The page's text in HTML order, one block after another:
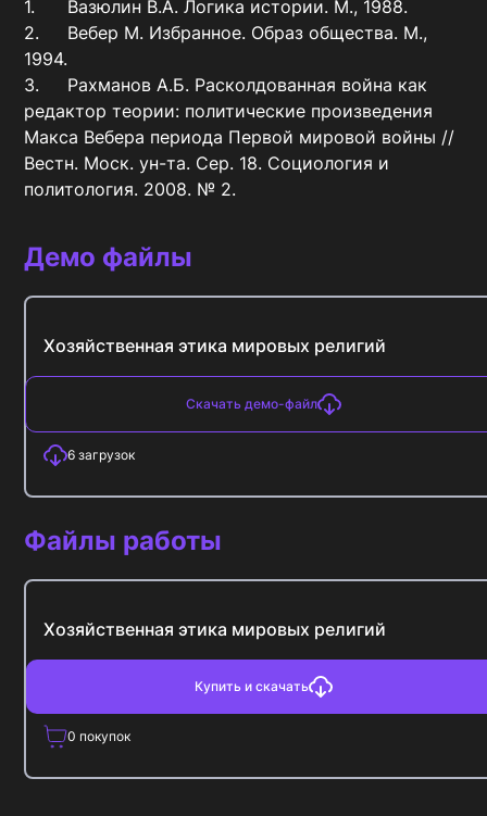
1.	Вазюлин В.А. Логика истории. М., 1988.
2.	Вебер М. Избранное. Образ общества. М.,
1994.
3.	Рахманов А.Б. Расколдованная война как
редактор теории: политические произведения
Макса Вебера периода Первой мировой войны //
Вестн. Моск. ун-та. Сер. 18. Социология и
политология. 2008. № 2.
Демо файлы
Хозяйственная этика мировых религий
Скачать демо-файл
6 загрузок
Файлы работы
Хозяйственная этика мировых религий
Купить и скачать
0 покупок